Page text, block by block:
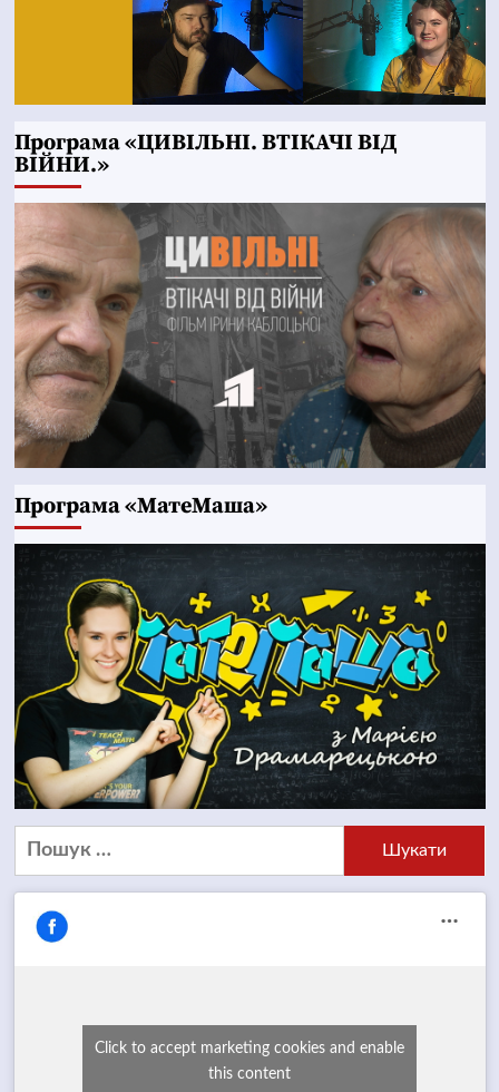
Програма «ЦИВІЛЬНІ. ВТІКАЧІ ВІД
ВІЙНИ.»
Програма «МатеМаша»
Пошук:
Click to accept marketing cookies and enable
this content